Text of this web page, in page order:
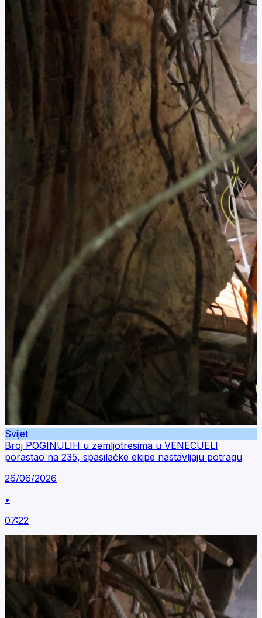
Svijet
Broj POGINULIH u zemljotresima u VENECUELI
porastao na 235, spasilačke ekipe nastavljaju potragu
26/06/2026
•
07:22